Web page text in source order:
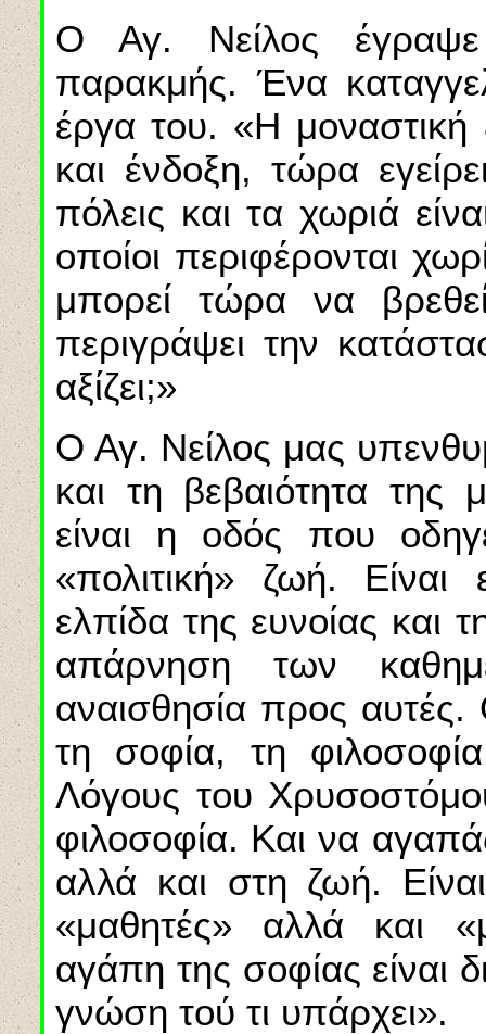
Ο Αγ. Νείλος
παρακμής. Ένα
έργα του. «Η
και ένδοξη, τώρα
πόλεις και τα χωριά
οποίοι περιφέρονται
μπορεί τώρα να
περιγράψει την
αξίζει;»
Ο Αγ. Νείλος μας
και τη βεβαιότητα της
είναι η οδός που
«πολιτική» ζωή. Είναι
ελπίδα της ευνοίας και
απάρνηση των
αναισθησία προς
τη σοφία, τη
Λόγους του
φιλοσοφία. Και να
αλλά και στη ζωή.
«μαθητές» αλλά και
αγάπη της σοφίας είναι
γνώση τού τι υπάρχει».